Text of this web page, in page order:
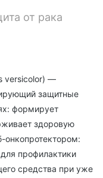
от рака
versicolor) —
защитные
формирует
здоровую
онкопротектором:
профилактики
средства при уже